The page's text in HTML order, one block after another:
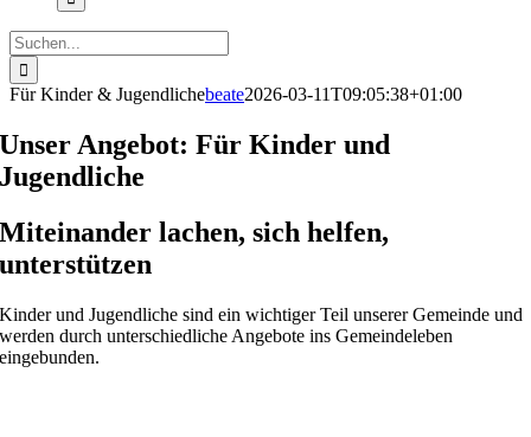
Suche
nach:
Für Kinder & Jugendlichebeate2026-03-11T09:05:38+01:00
Unser Angebot: Für Kinder und
Jugendliche
Miteinander lachen, sich helfen,
unterstützen
Kinder und Jugendliche sind ein wichtiger Teil unserer Gemeinde und
werden durch unterschiedliche Angebote ins Gemeindeleben
eingebunden.